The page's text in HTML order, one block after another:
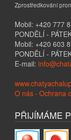
Zprostředkování
Mobil: +420 777
PONDĚLÍ -
Mobil: +420 603
PONDĚLÍ -
E-mail:
O nás · Ochrana
PŘIJÍMÁME